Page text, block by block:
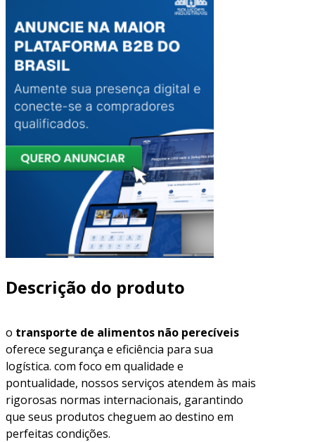
Descrição do produto
o transporte de alimentos não perecíveis
oferece segurança e eficiência para sua
logística. com foco em qualidade e
pontualidade, nossos serviços atendem às mais
rigorosas normas internacionais, garantindo
que seus produtos cheguem ao destino em
perfeitas condições.